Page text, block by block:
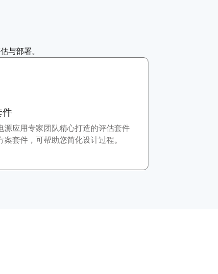
与部署。
件
源应用专家团队精心打造的评估套件
案套件，可帮助您简化设计过程。